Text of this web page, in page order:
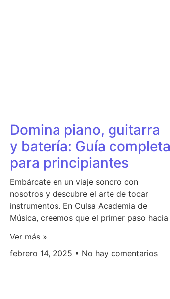
Domina piano, guitarra
y batería: Guía completa
para principiantes
Embárcate en un viaje sonoro con
nosotros y descubre el arte de tocar
instrumentos. En Culsa Academia de
Música, creemos que el primer paso hacia
Ver más »
febrero 14, 2025
No hay comentarios